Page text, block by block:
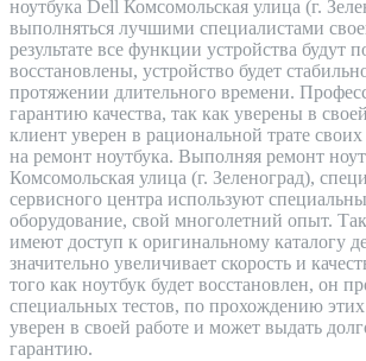
ноутбука Dell Комсомольская улица (г.
выполняться лучшими специалистами
результате все функции устройства будут
восстановлены, устройство будет
протяжении длительного времени.
гарантию качества, так как уверены в
клиент уверен в рациональной трате
на ремонт ноутбука. Выполняя ремонт
Комсомольская улица (г. Зеленоград),
сервисного центра используют
оборудование, свой многолетний опыт.
имеют доступ к оригинальному каталогу
значительно увеличивает скорость и
того как ноутбук будет восстановлен, он
специальных тестов, по прохождению этих
уверен в своей работе и может выдать
гарантию.